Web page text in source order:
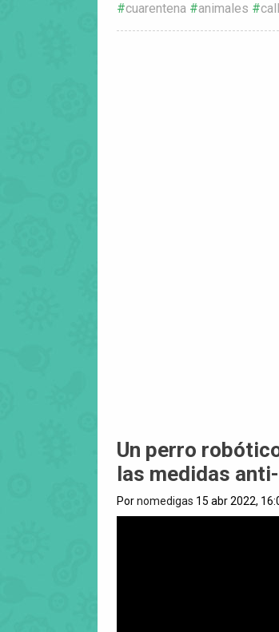
cuarentena animales
Un perro
las medidas
Pornomedigas 15 abr 2022,